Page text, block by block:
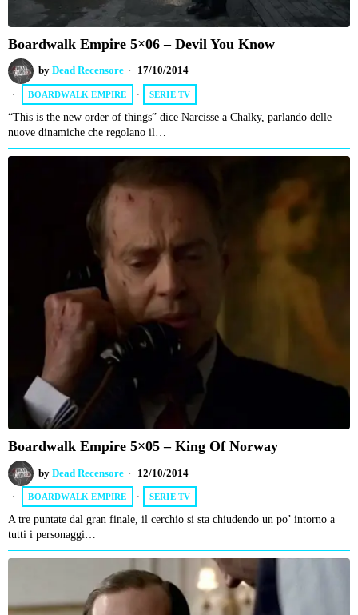
Boardwalk Empire 5×06 – Devil You Know
by Dead Recensore 17/10/2014
BOARDWALK EMPIRE · SERIE TV
“This is the new order of things” dice Narcisse a Chalky, parlando delle
nuove dinamiche che regolano il…
Boardwalk Empire 5×05 – King Of Norway
by Dead Recensore 12/10/2014
BOARDWALK EMPIRE · SERIE TV
A tre puntate dal gran finale, il cerchio si sta chiudendo un po’ intorno a
tutti i personaggi…